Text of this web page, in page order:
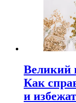
Великий
Как
и